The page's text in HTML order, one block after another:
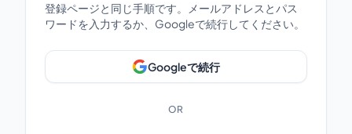
登録ページと同じ手順です。メールアドレスとパス
ワードを入力するか、Googleで続行してください。
Googleで続行
OR